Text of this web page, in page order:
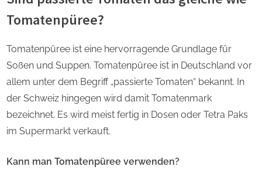
Tomatenpüree?
Tomatenpüree ist eine hervorragende Grundlage für
Soßen und Suppen. Tomatenpüree ist in Deutschland vor
allem unter dem Begriff „passierte Tomaten“ bekannt. In
der Schweiz hingegen wird damit Tomatenmark
bezeichnet. Es wird meist fertig in Dosen oder Tetra Paks
im Supermarkt verkauft.
Kann man Tomatenpüree verwenden?